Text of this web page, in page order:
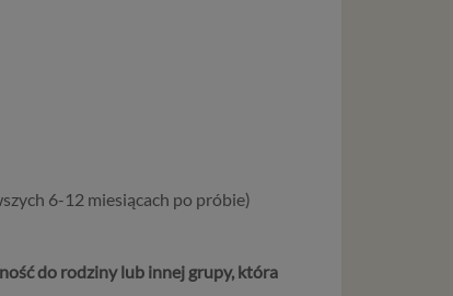
6-12 miesiącach po próbie)
do rodziny lub innej grupy, która
z